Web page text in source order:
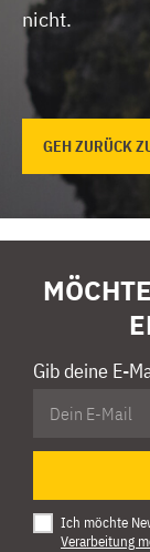
nicht.
GEH ZURÜCK
Gib deine E-
Ich möchte
Verarbeitung